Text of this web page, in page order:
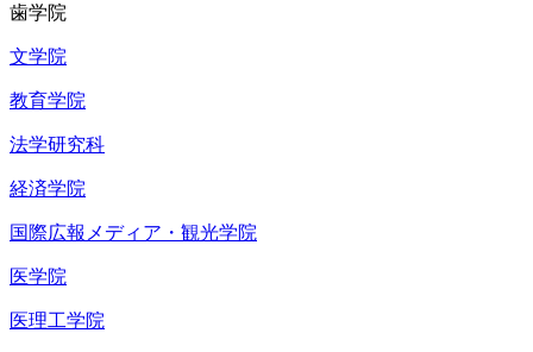
歯学院
文学院
教育学院
法学研究科
経済学院
国際広報メディア・観光学院
医学院
医理工学院